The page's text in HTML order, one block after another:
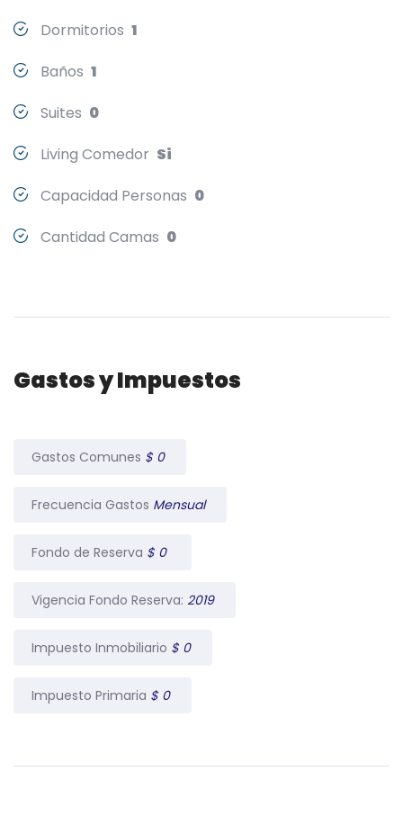
Dormitorios 1
Baños 1
Suites 0
Living Comedor Si
Capacidad Personas 0
Cantidad Camas 0
Gastos y Impuestos
Gastos Comunes $ 0
Frecuencia Gastos Mensual
Fondo de Reserva $ 0
Vigencia Fondo Reserva: 2019
Impuesto Inmobiliario $ 0
Impuesto Primaria $ 0